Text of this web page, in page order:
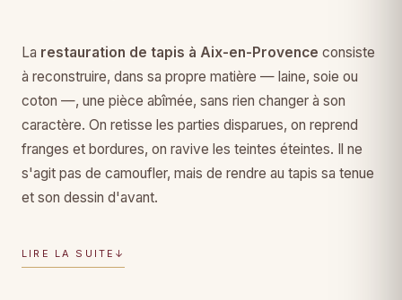
La restauration de tapis à Aix-en-Provence consiste
à reconstruire, dans sa propre matière — laine, soie ou
coton —, une pièce abîmée, sans rien changer à son
caractère. On retisse les parties disparues, on reprend
franges et bordures, on ravive les teintes éteintes. Il ne
s'agit pas de camoufler, mais de rendre au tapis sa tenue
et son dessin d'avant.
LIRE LA SUITE ↓